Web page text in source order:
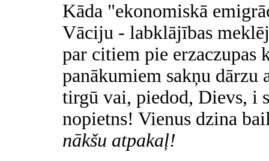
Kāda "ekonomiskā
Vāciju - labklājības
par citiem pie erzaczupas
panākumiem sakņu
tirgū vai, piedod, Dievs, i
nopietns! Vienus dzina
nākšu atpakaļ!